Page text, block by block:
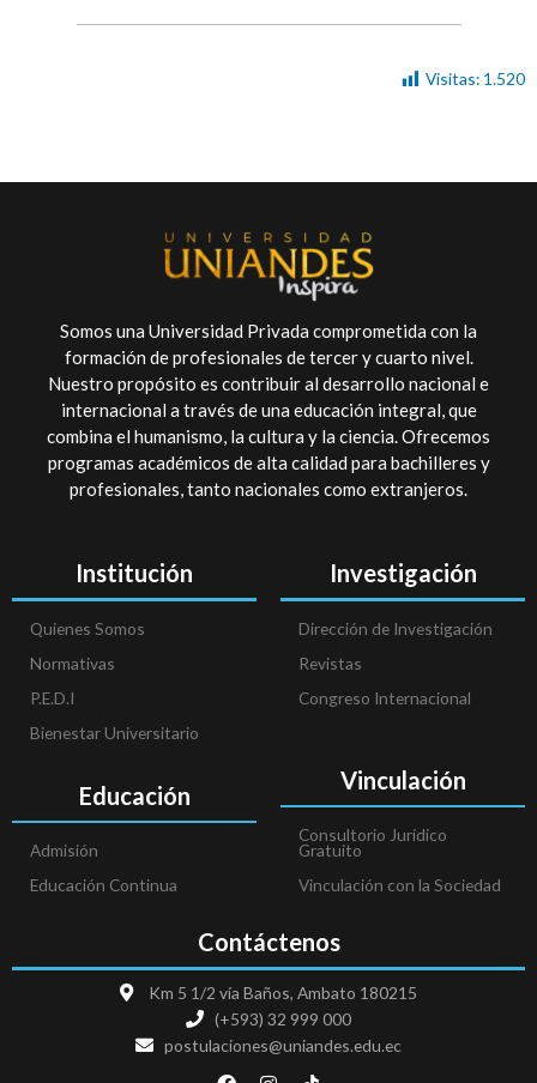
Visitas: 1.520
Somos una Universidad Privada comprometida con la
formación de profesionales de tercer y cuarto nivel.
Nuestro propósito es contribuir al desarrollo nacional e
internacional a través de una educación integral, que
combina el humanismo, la cultura y la ciencia. Ofrecemos
programas académicos de alta calidad para bachilleres y
profesionales, tanto nacionales como extranjeros.
Institución
Quienes Somos
Normativas
P.E.D.I
Bienestar Universitario
Educación
Admisión
Educación Continua
Investigación
Dirección de Investigación
Revistas
Congreso Internacional
Vinculación
Consultorio Jurídico
Gratuito
Vinculación con la Sociedad
Contáctenos
Km 5 1/2 vía Baños, Ambato 180215
(+593) 32 999 000
postulaciones@uniandes.edu.ec
F
I
T